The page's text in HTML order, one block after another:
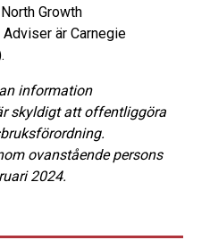
Growth
är Carnegie
information
skyldigt att offentliggöra
ovanstående persons
2024.